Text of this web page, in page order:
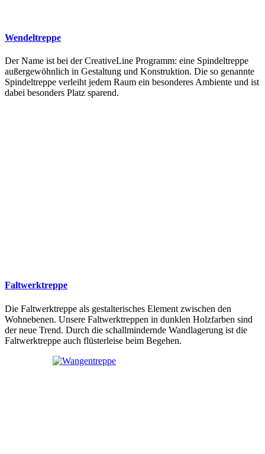
Wendeltreppe
Der Name ist bei der CreativeLine Programm: eine Spindeltreppe
außergewöhnlich in Gestaltung und Konstruktion. Die so genannte
Spindeltreppe verleiht jedem Raum ein besonderes Ambiente und ist
dabei besonders Platz sparend.
Faltwerktreppe
Die Faltwerktreppe als gestalterisches Element zwischen den
Wohnebenen. Unsere Faltwerktreppen in dunklen Holzfarben sind
der neue Trend. Durch die schallmindernde Wandlagerung ist die
Faltwerktreppe auch flüsterleise beim Begehen.